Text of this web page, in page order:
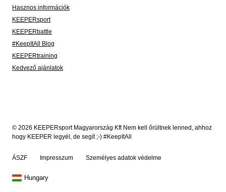
Hasznos információk
KEEPERsport
KEEPERbattle
#KeepItAll Blog
KEEPERtraining
Kedvező ajánlatok
© 2026 KEEPERsport Magyarország Kft Nem kell őrültnek lenned, ahhoz
hogy KEEPER legyél, de segít ;-) #KeepItAll
ÁSZF Impresszum Személyes adatok védelme
Hungary